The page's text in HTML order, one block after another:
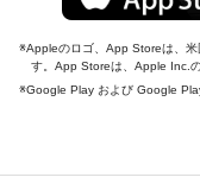
Appleのロゴ、App Storeは、
す。App Storeは、Apple Inc.
Google Play および Google